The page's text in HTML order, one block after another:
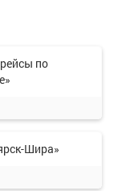
по
Шира»